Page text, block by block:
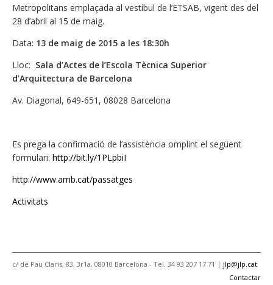
Metropolitans emplaçada al vestíbul de l’ETSAB, vigent des del
28 d’abril al 15 de maig.
Data: 13 de maig de 2015 a les 18:30h
Lloc: Sala d’Actes de l’Escola Tècnica Superior
d’Arquitectura de Barcelona
Av. Diagonal, 649-651, 08028 Barcelona
Es prega la confirmació de l’assistència omplint el següent
formulari: http://bit.ly/1PLpbiI
http://www.amb.cat/passatges
Activitats
c/ de Pau Claris, 83, 3r1a, 08010 Barcelona - Tel. 34 93 207 17 71 | jlp@jlp.cat
Contactar